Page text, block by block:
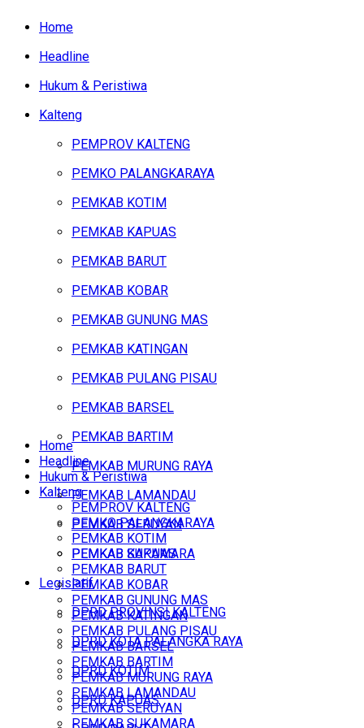
Home
Headline
Hukum & Peristiwa
Kalteng
PEMPROV KALTENG
PEMKO PALANGKARAYA
PEMKAB KOTIM
PEMKAB KAPUAS
PEMKAB BARUT
PEMKAB KOBAR
PEMKAB GUNUNG MAS
PEMKAB KATINGAN
PEMKAB PULANG PISAU
PEMKAB BARSEL
PEMKAB BARTIM
PEMKAB MURUNG RAYA
PEMKAB LAMANDAU
PEMKAB SERUYAN
PEMKAB SUKAMARA
Legislatif
DPRD PROVINSI KALTENG
DPRD KOTA PALANGKA RAYA
DPRD KOTIM
DPRD KAPUAS
Home
Headline
Hukum & Peristiwa
Kalteng
PEMPROV KALTENG
PEMKO PALANGKARAYA
PEMKAB KOTIM
PEMKAB KAPUAS
PEMKAB BARUT
PEMKAB KOBAR
PEMKAB GUNUNG MAS
PEMKAB KATINGAN
PEMKAB PULANG PISAU
PEMKAB BARSEL
PEMKAB BARTIM
PEMKAB MURUNG RAYA
PEMKAB LAMANDAU
PEMKAB SERUYAN
PEMKAB SUKAMARA